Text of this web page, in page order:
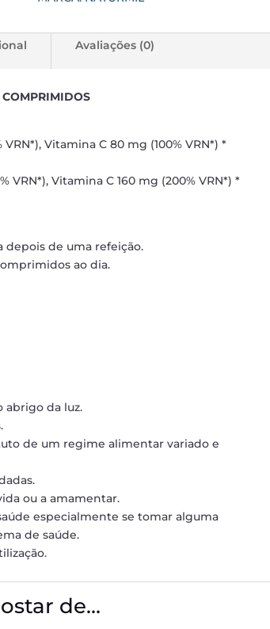
Avaliações (0)
Vitamina C 80 mg (100% VRN*) *
VRN*), Vitamina C 160 mg (200% VRN*) *
depois de uma refeição.
ao dia.
abrigo da luz.
de um regime alimentar variado e
ou a amamentar.
especialmente se tomar alguma
de saúde.
de…